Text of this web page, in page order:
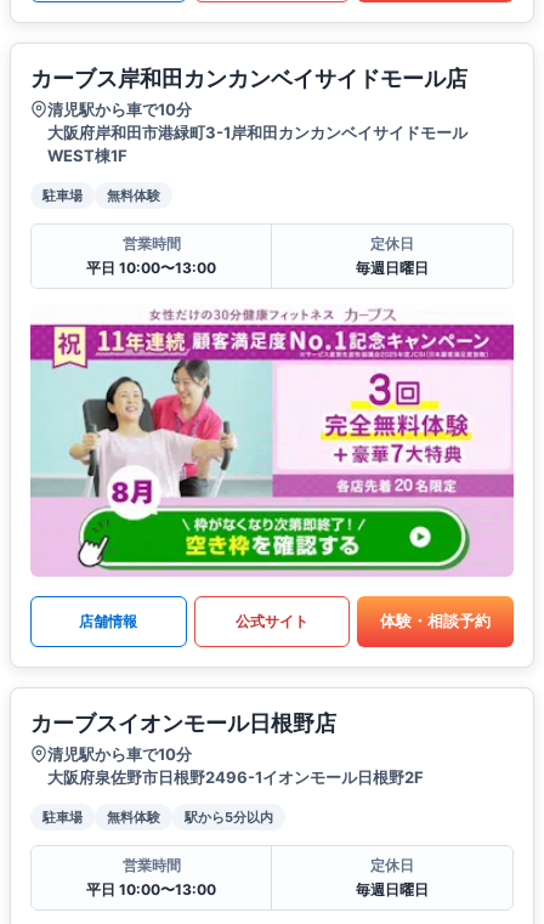
カーブス岸和田カンカンベイサイドモール店
清児駅から車で10分
大阪府岸和田市港緑町3-1岸和田カンカンベイサイドモール
WEST棟1F
駐車場 無料体験
営業時間
平日 10:00〜13:00
定休日
毎週日曜日
店舗情報 公式サイト 体験・相談予約
カーブスイオンモール日根野店
清児駅から車で10分
大阪府泉佐野市日根野2496-1イオンモール日根野2F
駐車場 無料体験 駅から5分以内
営業時間
平日 10:00〜13:00
定休日
毎週日曜日